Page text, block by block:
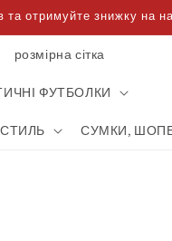
отримуйте знижку на
розмірна сітка
ФУТБОЛКИ
СУМКИ,